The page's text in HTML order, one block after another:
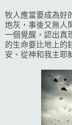
牧人應當要成為好
炮灰，事後又無人
一個覺醒，認出真
的生命要比地上的
安、從神和我主耶